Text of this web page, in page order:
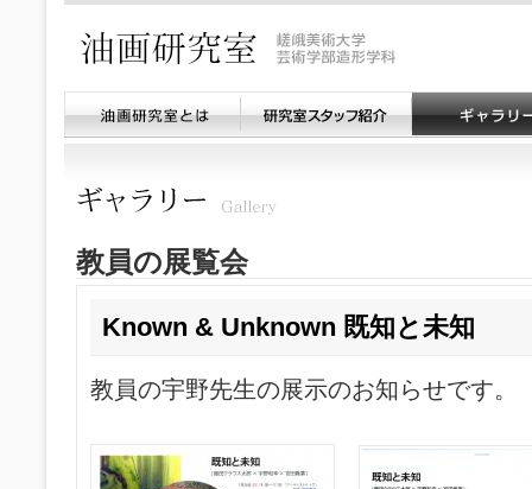
教員の展覧会
Known & Unknown 既知と未知
教員の宇野先生の展示のお知らせです。